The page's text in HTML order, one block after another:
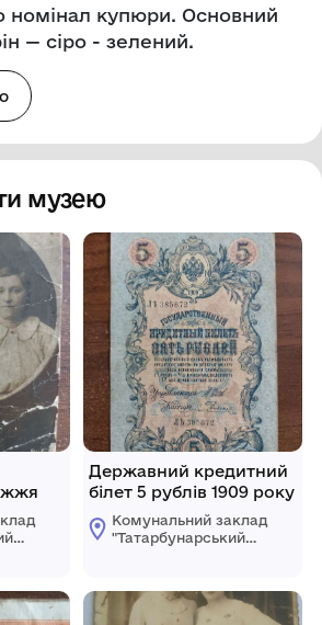
номінал купюри. Основний
— сіро - зелений.
музею
Державний кредитний
білет 5 рублів 1909 року
Комунальний заклад
"Татарбунарський
Татарбунарської
міської ради